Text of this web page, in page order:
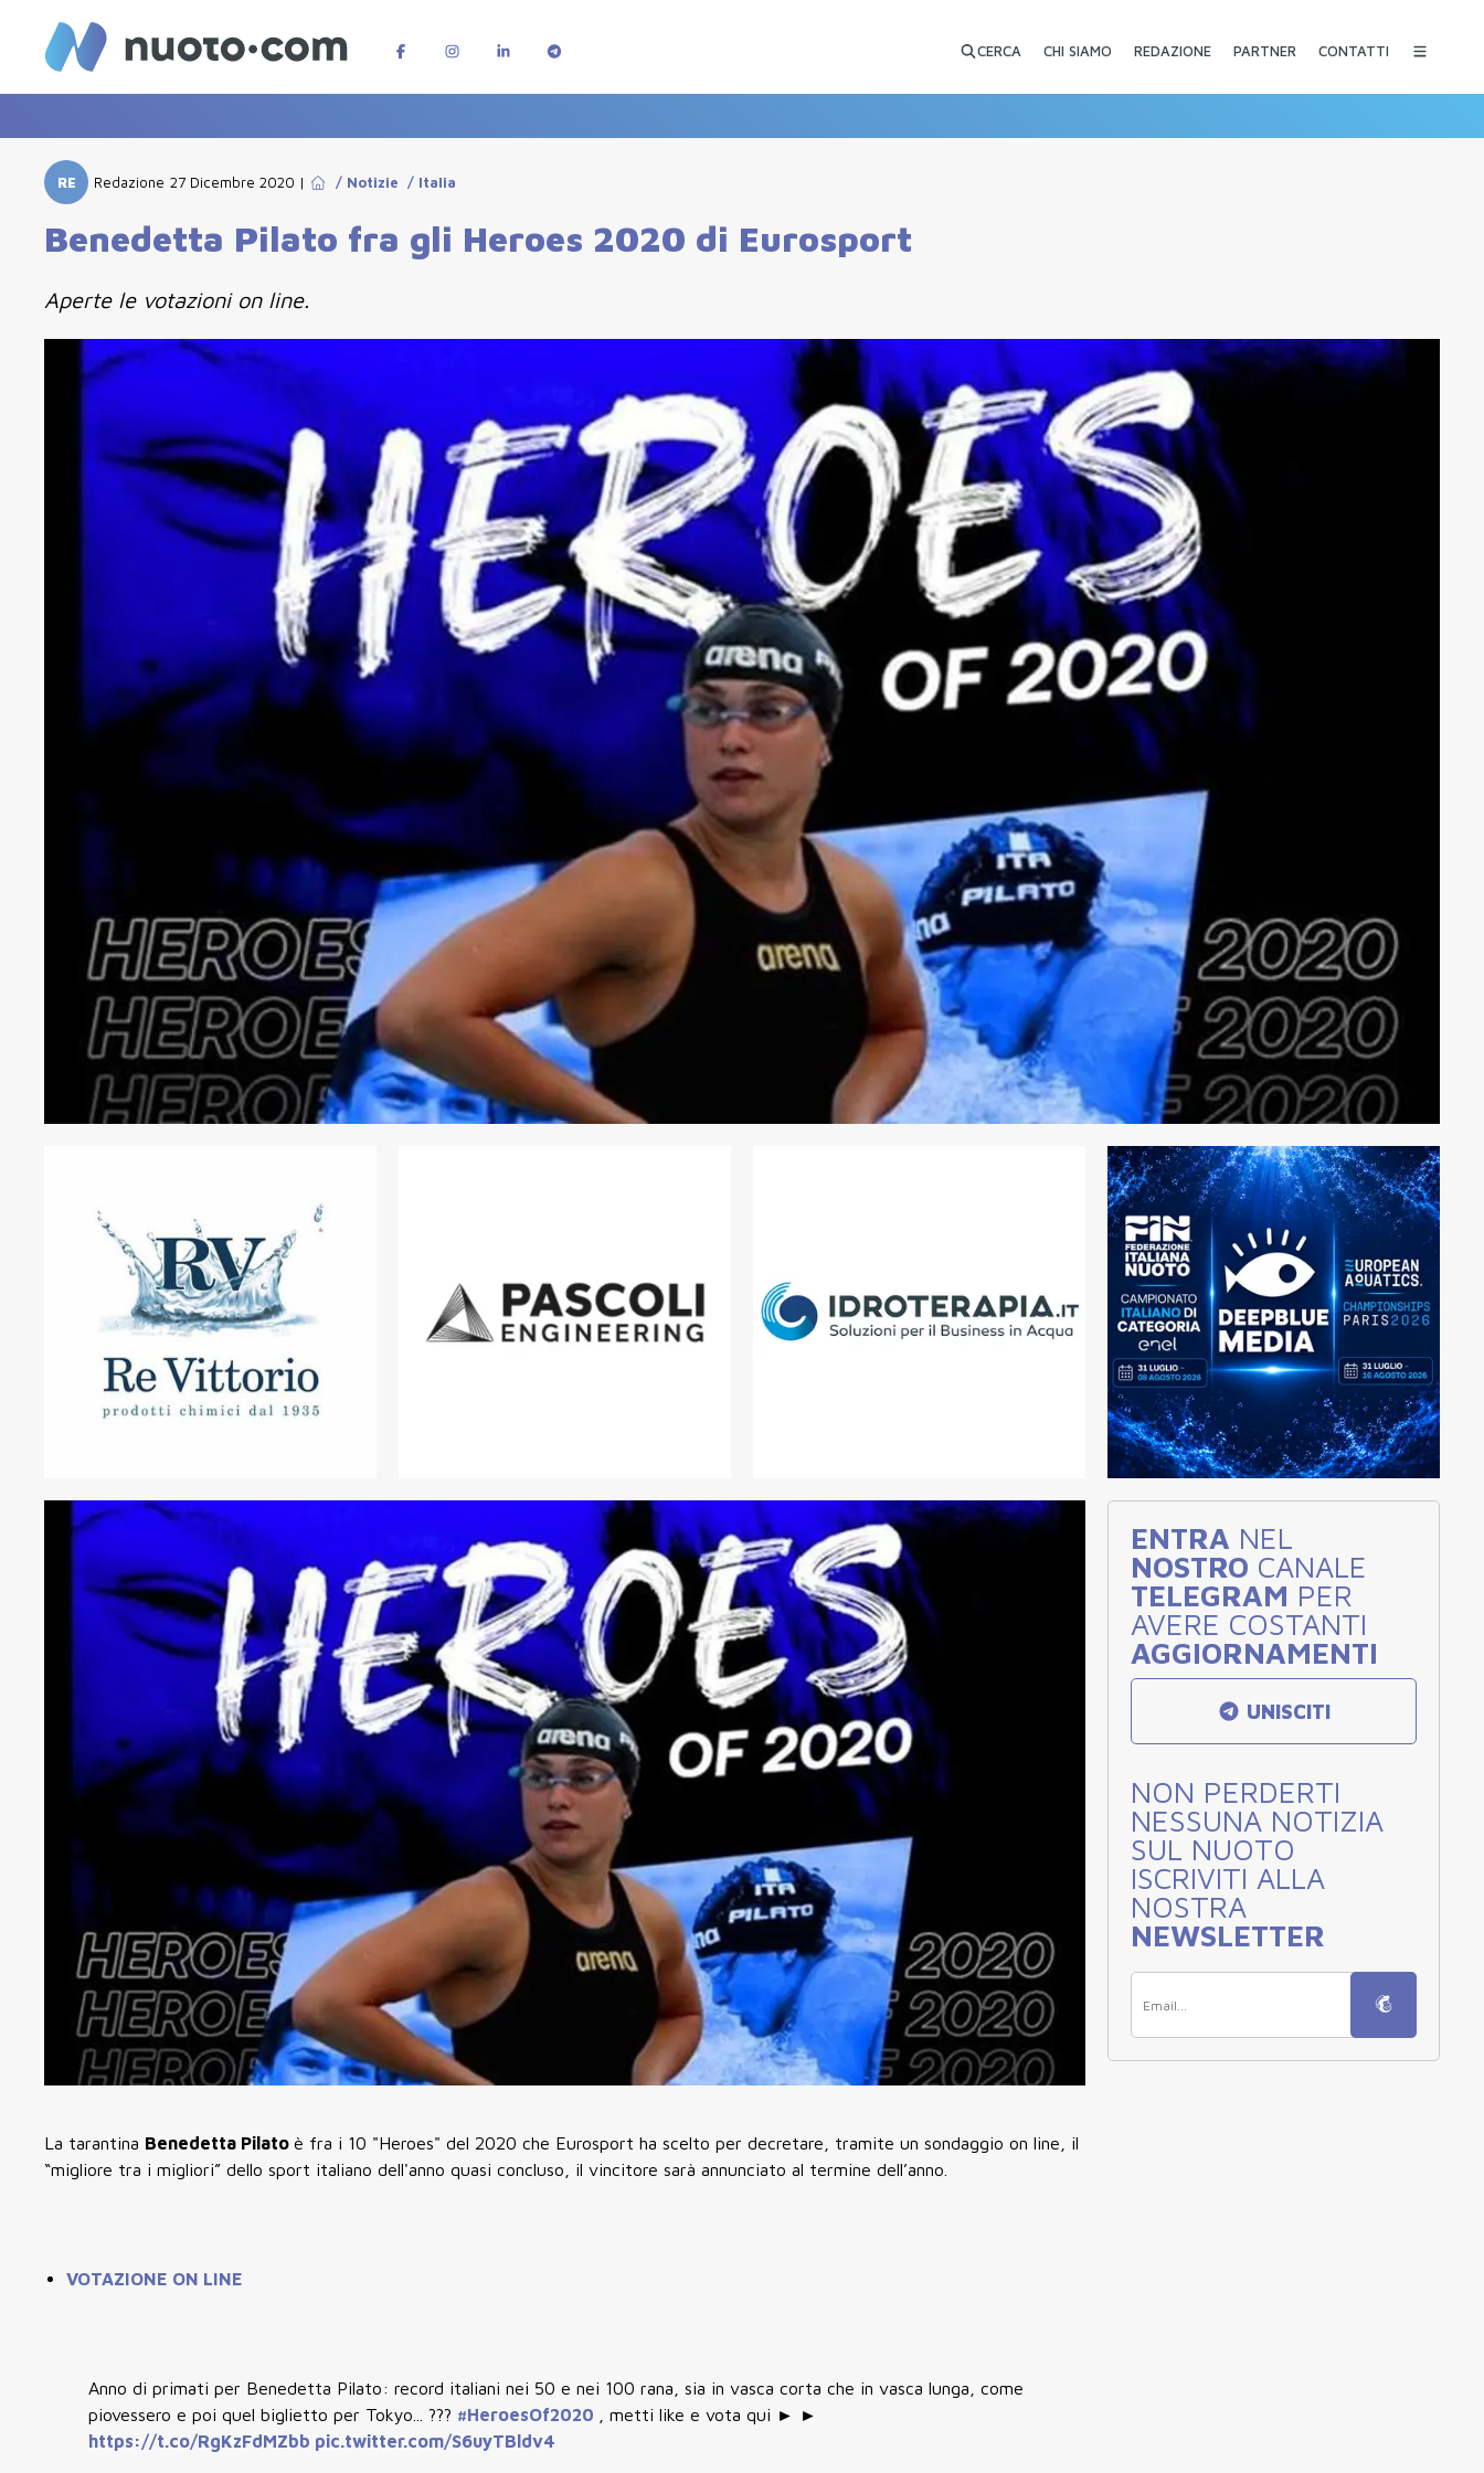
CERCA CHI SIAMO REDAZIONE PARTNER CONTATTI
RE Redazione 27 Dicembre 2020 | / Notizie / Italia
Benedetta Pilato fra gli Heroes 2020 di Eurosport
Aperte le votazioni on line.
La tarantina Benedetta Pilato è fra i 10 "Heroes" del 2020 che Eurosport ha scelto per decretare, tramite un sondaggio on line, il
“migliore tra i migliori” dello sport italiano dell'anno quasi concluso, il vincitore sarà annunciato al termine dell’anno.
VOTAZIONE ON LINE
Anno di primati per Benedetta Pilato: record italiani nei 50 e nei 100 rana, sia in vasca corta che in vasca lunga, come
piovessero e poi quel biglietto per Tokyo... ??? #HeroesOf2020
, metti like e vota qui ► ►
https://t.co/RgKzFdMZbb pic.twitter.com/S6uyTBldv4
ENTRA NEL
NOSTRO CANALE
TELEGRAM PER
AVERE COSTANTI
AGGIORNAMENTI
UNISCITI
NON PERDERTI
NESSUNA NOTIZIA
SUL NUOTO
ISCRIVITI ALLA
NOSTRA
NEWSLETTER